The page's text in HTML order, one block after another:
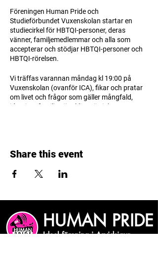
Föreningen Human Prideoch
Studieförbundet Vuxenskolan startar en
studiecirkel för HBTQI-personer, deras
vänner, familjemedlemmar och alla som
accepterar och stödjar HBTQI-personer och
HBTQI-rörelsen.
Vi träffas varannan måndag kl 19:00 på
Vuxenskolan (ovanför ICA), fikar och pratar
om livet och frågor som gäller mångfald,
identitet, familj, mänskliga rättigheter,
läggning, könsidentitet, könsyttryck, ålder,
Share this event
HUMAN PRIDE
Ideel förening i Arvidsjaur